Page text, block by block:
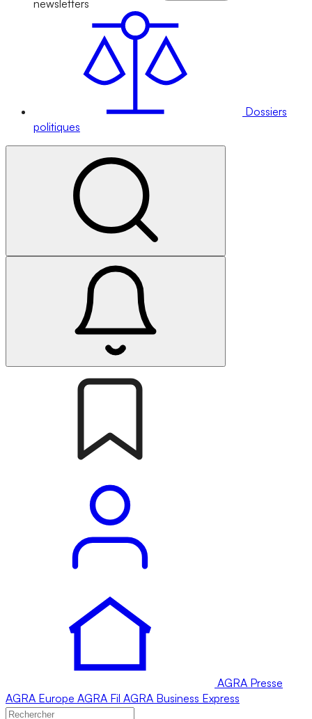
newsletters
Dossiers
politiques
AGRA Presse
AGRA Europe AGRA Fil AGRA Business Express